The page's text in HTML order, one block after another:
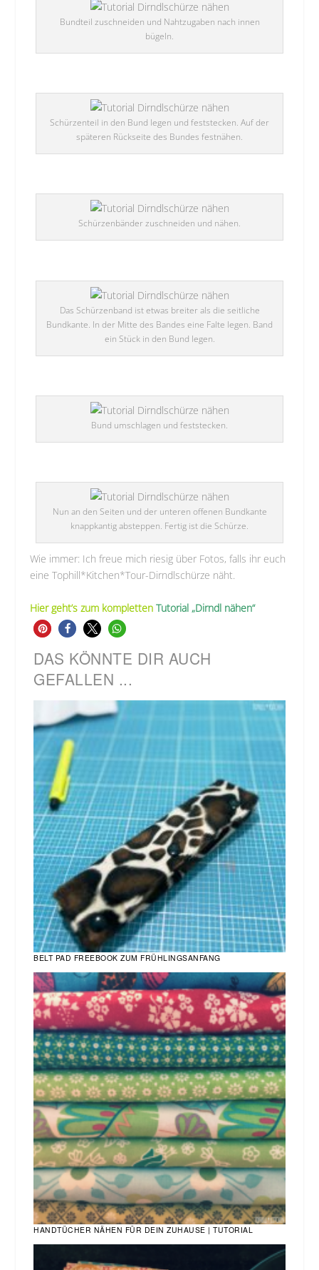
Bundteil zuschneiden und Nahtzugaben nach innen
bügeln.
Schürzenteil in den Bund legen und feststecken. Auf der
späteren Rückseite des Bundes festnähen.
Schürzenbänder zuschneiden und nähen.
Das Schürzenband ist etwas breiter als die seitliche
Bundkante. In der Mitte des Bandes eine Falte legen. Band
ein Stück in den Bund legen.
Bund umschlagen und feststecken.
Nun an den Seiten und der unteren offenen Bundkante
knappkantig absteppen. Fertig ist die Schürze.
Wie immer: Ich freue mich riesig über Fotos, falls ihr euch
eine Tophill*Kitchen*Tour-Dirndlschürze näht.
Hiergeht’s zum komplettenTutorial „Dirndl nähen“
DAS KÖNNTE DIR AUCH
GEFALLEN ...
BELT PAD FREEBOOK ZUM FRÜHLINGSANFANG
HANDTÜCHER NÄHEN FÜR DEIN ZUHAUSE | TUTORIAL